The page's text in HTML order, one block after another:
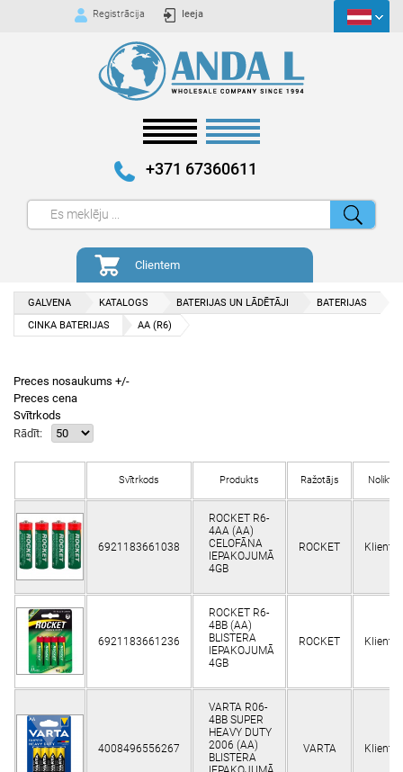
Registrācija Ieeja
+371 67360611
Clientem
GALVENA KATALOGS BATERIJAS UN LĀDĒTĀJI
BATERIJAS
CINKA BATERIJAS
AA (R6)
Preces nosaukums +/-
Preces cena
Svītrkods
Rādīt:
Svītrkods Produkts Ražotājs
6921183661038
ROCKET R6-
4AA (AA)
CELOFĀNA
IEPAKOJUMĀ
4GB
ROCKET
6921183661236
ROCKET R6-
4BB (AA)
BLISTERA
IEPAKOJUMĀ
4GB
ROCKET
4008496556267
VARTA R06-
4BB SUPER
HEAVY DUTY
2006 (AA)
BLISTERA
VARTA